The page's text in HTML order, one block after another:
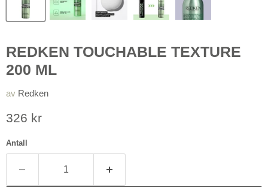
REDKEN TOUCHABLE TEXTURE
200 ML
av Redken
Pris nå
326 kr
Antall